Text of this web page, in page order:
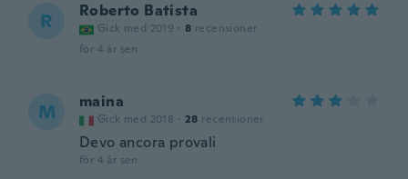
R Roberto Batista
Gick med 2019 · 8 recensioner
för 4 år sen
M maina
Gick med 2018 · 28 recensioner
Devo ancora provali
för 4 år sen